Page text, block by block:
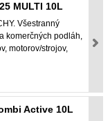
MULTI 10L
Všestranný
komerčných podláh,
motorov/strojov,
Active 10L